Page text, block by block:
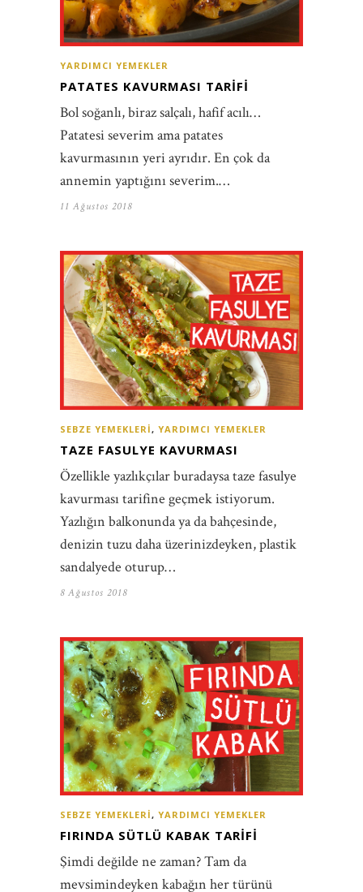
YARDIMCI YEMEKLER
PATATES KAVURMASI TARIFI
Bol soğanlı, biraz salçalı, hafif acılı…
Patatesi severim ama patates
kavurmasının yeri ayrıdır. En çok da
annemin yaptığını severim.…
11 Ağustos 2018
SEBZE YEMEKLERI, YARDIMCI YEMEKLER
TAZE FASULYE KAVURMASI
Özellikle yazlıkçılar buradaysa taze fasulye
kavurması tarifine geçmek istiyorum.
Yazlığın balkonunda ya da bahçesinde,
denizin tuzu daha üzerinizdeyken, plastik
sandalyede oturup…
8 Ağustos 2018
SEBZE YEMEKLERI, YARDIMCI YEMEKLER
FIRINDA SÜTLÜ KABAK TARIFI
Şimdi değilde ne zaman? Tam da
mevsimindeyken kabağın her türünü